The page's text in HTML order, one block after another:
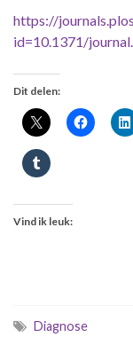
https://
id=10.1371/
Dit delen:
Vind ik leuk:
Diagnose